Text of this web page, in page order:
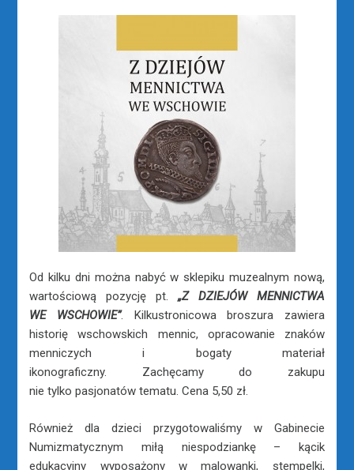
Od kilku dni można nabyć w sklepiku muzealnym nową,
wartościową pozycję pt. „Z DZIEJÓW MENNICTWA
WE WSCHOWIE”. Kilkustronicowa broszura zawiera
historię wschowskich mennic, opracowanie znaków
menniczych i bogaty materiał
ikonograficzny. Zachęcamy do zakupu
nie tylko pasjonatów tematu. Cena 5,50 zł.
Również dla dzieci przygotowaliśmy w Gabinecie
Numizmatycznym miłą niespodziankę – kącik
edukacyjny wyposażony w malowanki, stempelki,